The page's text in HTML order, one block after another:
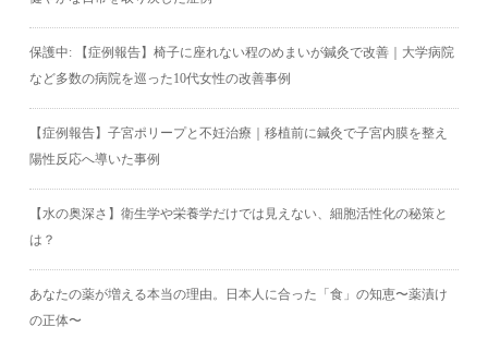
保護中: 【症例報告】椅子に座れない程のめまいが鍼灸で改善｜大学病院
など多数の病院を巡った10代女性の改善事例
【症例報告】子宮ポリープと不妊治療｜移植前に鍼灸で子宮内膜を整え
陽性反応へ導いた事例
【水の奥深さ】衛生学や栄養学だけでは見えない、細胞活性化の秘策と
は？
あなたの薬が増える本当の理由。日本人に合った「食」の知恵〜薬漬け
の正体〜